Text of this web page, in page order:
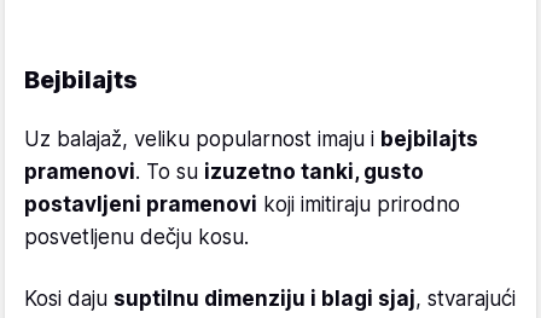
Bejbilajts
Uz balajaž, veliku popularnost imaju i bejbilajts
pramenovi. To su izuzetno tanki, gusto
postavljeni pramenovi koji imitiraju prirodno
posvetljenu dečju kosu.
Kosi daju suptilnu dimenziju i blagi sjaj, stvarajući